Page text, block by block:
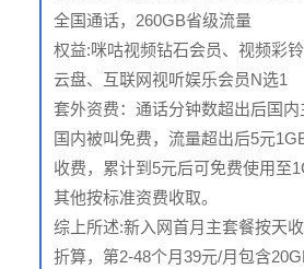
全国通话，260GB省级流量
权益:咪咕视频钻石会员、视频彩
云盘、互联网视听娱乐会员N选1
套外资费：通话分钟数超出后国内
国内被叫免费，流量超出后5元
收费，累计到5元后可免费使用至
其他按标准资费收取。
综上所述:新入网首月主套餐按天
折算，第2-48个月39元/月包含